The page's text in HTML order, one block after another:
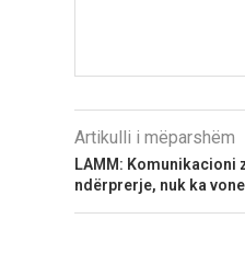
Artikulli i mëparshëm
LAMM: Komunikacioni
ndërprerje, nuk ka